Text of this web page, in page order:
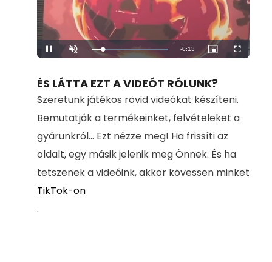
Pause Unmute Loaded:
100.00%
Remaining
-0:13
Picture-
in-
Fullscreen
ÉS LÁTTA EZT A VIDEÓT RÓLUNK?
Szeretünk játékos rövid videókat készíteni.
Bemutatják a termékeinket, felvételeket a
gyárunkról... Ezt nézze meg! Ha frissíti az
oldalt, egy másik jelenik meg Önnek. És ha
tetszenek a videóink, akkor kövessen minket
TikTok-on
.